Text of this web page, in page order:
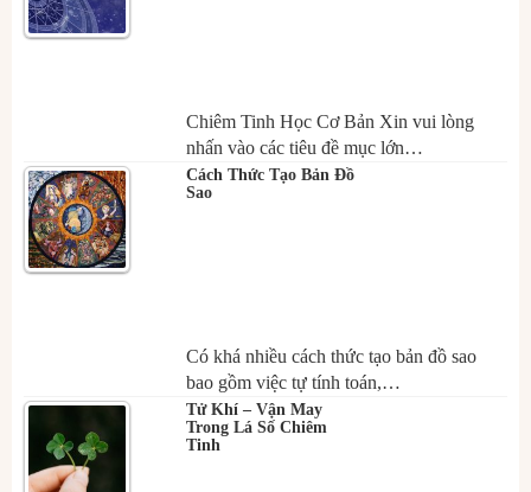
Chiêm Tinh Học Cơ Bản Xin vui lòng
nhấn vào các tiêu đề mục lớn…
Cách Thức Tạo Bản Đồ
Sao
Có khá nhiều cách thức tạo bản đồ sao
bao gồm việc tự tính toán,…
Tử Khí – Vận May
Trong Lá Số Chiêm
Tinh